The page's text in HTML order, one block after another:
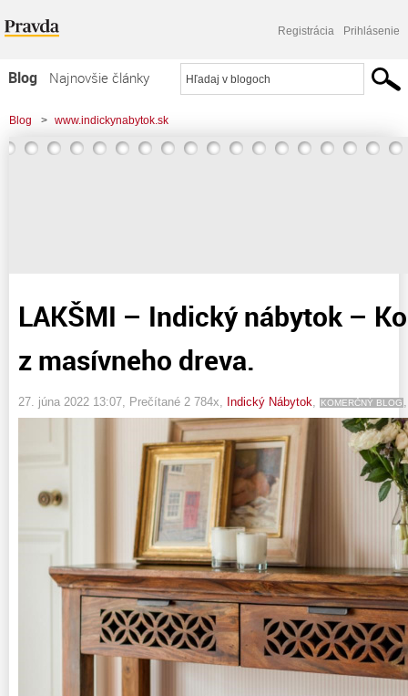
Registrácia Prihlásenie
Blog
Najnovšie články
Najčítanejšie články
Najkomentovanejšie články
Blog > www.indickynabytok.sk
> LAKŠMI - Indický nábytok - Konzolové stolíky z masívneho dreva.
LAKŠMI – Indický nábytok –
z masívneho dreva.
27. júna 2022 13:07 , Prečítané 2 784x, Indický Nábytok KOMERČNÝ BLOG